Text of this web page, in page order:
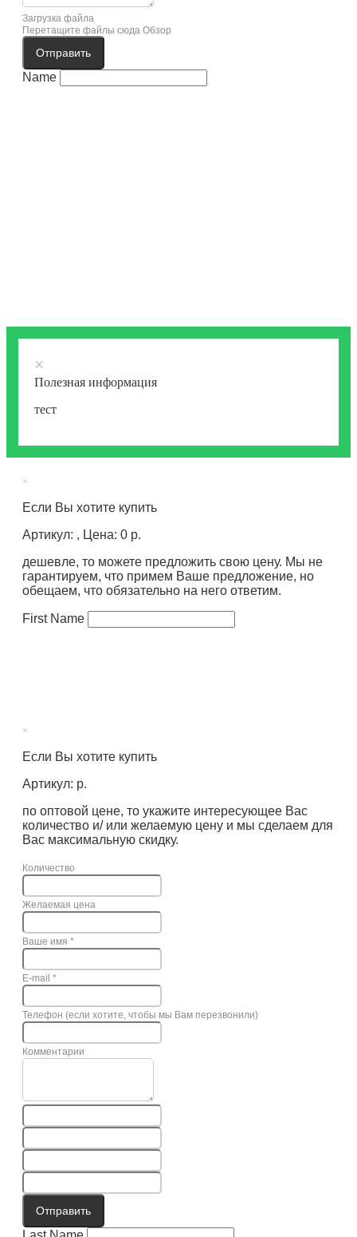
Загрузка файла
Перетащите файлы сюда Обзор
Отправить
Name
×
Полезная информация
тест
×
Если Вы хотите купить
Артикул: , Цена: 0 р.
дешевле, то можете предложить свою цену. Мы не
гарантируем, что примем Ваше предложение, но
обещаем, что обязательно на него ответим.
First Name
×
Если Вы хотите купить
Артикул: р.
по оптовой цене, то укажите интересующее Вас
количество и/ или желаемую цену и мы сделаем для
Вас максимальную скидку.
Количество
Желаемая цена
Ваше имя *
E-mail *
Телефон (если хотите, чтобы мы Вам перезвонили)
Комментарии
Отправить